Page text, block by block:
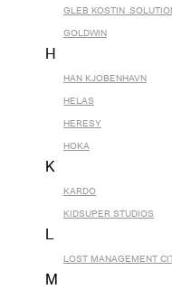
GLEB KOSTIN
GOLDWIN
H
HAN KJOBENHAVN
HELAS
HERESY
HOKA
K
KARDO
KIDSUPER STUDIOS
L
LOST MANAGEMENT
M